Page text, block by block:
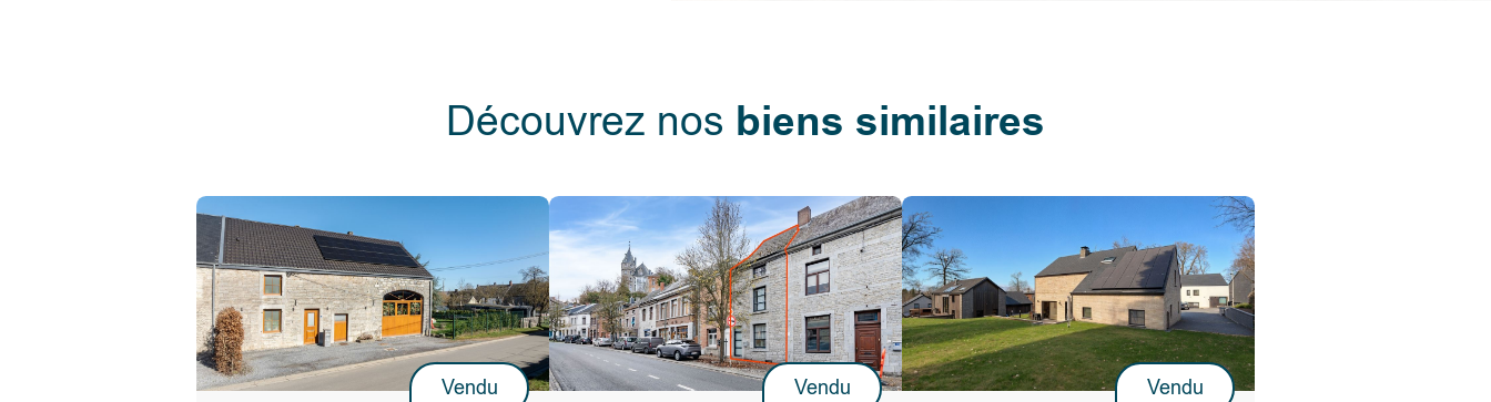
- 3 garages (environ 70 m²) et une "cave à vin",
- électricité simple horaire (suite au placement de
2016), citerne de 2000 litres,
- boiler électrique pour l'eau chaude sanitaire (200 litres),
- terrain de 15 ares 86 centiares, orientation sud-ouest,
avec piscine extérieure non chauffée, terrasse couverte
et de nombreux espaces de rangement, accès possible
par l'arrière du terrain.
- alarme,
- à 5 minutes de la gare de Rochefort-Jemelle, ligne
Bruxelles-Luxembourg et proche E411 Bruxelles-
Découvrez nos biens similaires
Vendu Vendu Vendu